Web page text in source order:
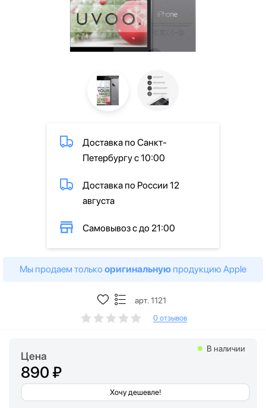
Доставка по Санкт-
Петербургу с 10:00
Доставка по России 12
августа
Самовывоз с до 21:00
Мы продаем только оригинальную продукцию Apple
арт. 1121
0 отзывов
Цена
890 ₽
Хочу дешевле!
В наличии